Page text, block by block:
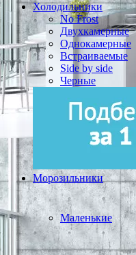
Холодильники
No Frost
Двухкамерные
Однокамерные
Встраиваемые
Side by side
Черные
Морозильники
Маленькие